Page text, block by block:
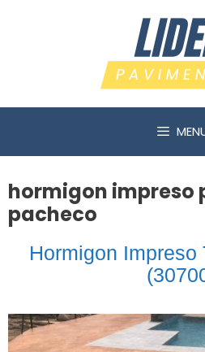
hormigon impreso
pacheco
Hormigon Impreso